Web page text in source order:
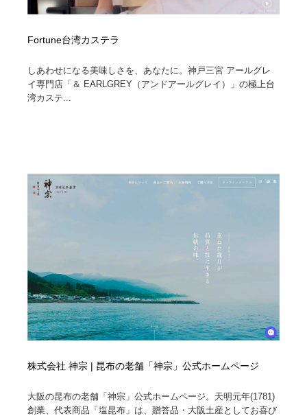
アート・芸術・美術館・美術展・博物館・ギャラリー
鉛筆画・木炭画・デッサン・クロッキー
鉛筆画・木炭画・デッサン・クロッキー
15
グラフィティ・Graffiti・ストリートアート
グラフィティ・Graffiti・ストリートアート
GWD スタッフお気に入り 201
ニュース・マガジン・メディア・SNS・YouTube
Fortune台湾カステラ
しあわせになる美味しさを、あなたに。神戸三宮 アールグレ
イ専門店「＆ EARLGREY（アンドアールグレイ）」の極上台
湾カステ...
株式会社 神宗 | 昆布の老舗「神宗」公式ホームページ
大阪の昆布の老舗「神宗」公式ホームページ。天明元年(1781)
創業、代表商品「塩昆布」は、贈答品・大阪土産としてお喜び